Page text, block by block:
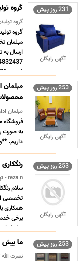
231 روز پیش
آگهی رایگان
گروه
گروه
گروه
مبلمان
ارسال
... ...
253 روز پیش
آگهی رایگان
مبلمان
فروشگاه
به صورت
حسنی را
253 روز پیش
آگهی رایگان
reza n - تهران - تعمیر لوازم
سلام
تخصصی
همکاری
برخی
مبل
253 روز پیش ما بیش از 1400 نوع پارچه مبلی ایرانی و
نصرت